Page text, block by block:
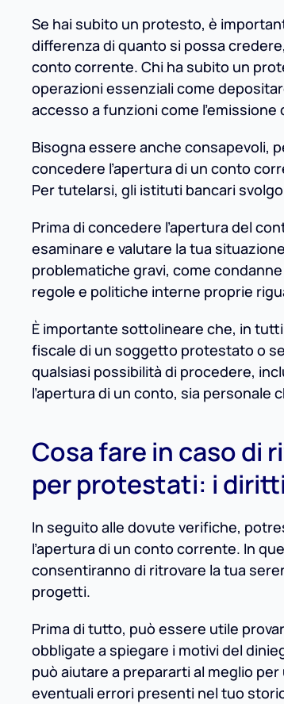
Se hai subito un protesto, è
differenza di quanto si possa
conto corrente. Chi ha subito un
operazioni essenziali come
accesso a funzioni come
Bisogna essere anche consapevoli,
concedere l’apertura di un conto
Per tutelarsi, gli istituti bancari
Prima di concedere l’apertura del
esaminare e valutare la tua
problematiche gravi, come
regole e politiche interne proprie
È importante sottolineare che, in
fiscale di un soggetto protestato o
qualsiasi possibilità di procedere,
l’apertura di un conto, sia personale
Cosa fare in caso di
per protestati: i
In seguito alle dovute verifiche,
l’apertura di un conto corrente. In
consentiranno di ritrovare la tua
progetti.
Prima di tutto, può essere utile
obbligate a spiegare i motivi del
può aiutare a prepararti al meglio
eventuali errori presenti nel tuo